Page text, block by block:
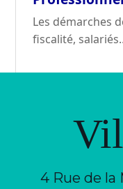
Les démarches
fiscalité,
4 Rue de la